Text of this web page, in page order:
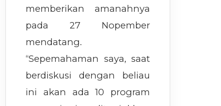
memberikan amanahnya
pada 27 Nopember
mendatang.
“Sepemahaman saya, saat
berdiskusi dengan beliau
ini akan ada 10 program